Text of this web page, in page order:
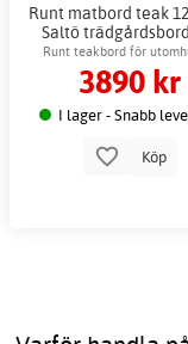
Runt matbord teak
Saltö
Runt teakbord för
3890 kr
I lager - Snabb
Köp